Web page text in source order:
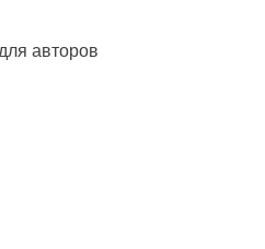
авторов